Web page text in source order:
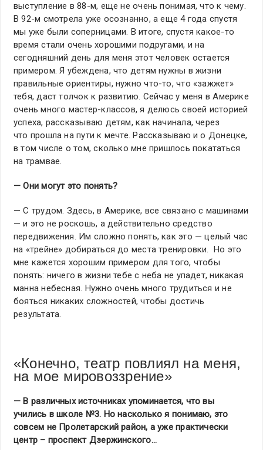
выступление в 88-м, еще не очень понимая, что к чему.
В 92-м смотрела уже осознанно, а еще 4 года спустя
мы уже были соперницами. В итоге, спустя какое-то
время стали очень хорошими подругами, и на
сегодняшний день для меня этот человек остается
примером. Я убеждена, что детям нужны в жизни
правильные ориентиры, нужно что-то, что «зажжет»
тебя, даст толчок к развитию. Сейчас у меня в Америке
очень много мастер-классов, я делюсь своей историей
успеха, рассказываю детям, как начинала, через
что прошла на пути к мечте. Рассказываю и о Донецке,
в том числе о том, сколько мне пришлось покататься
на трамвае.
— Они могут это понять?
— С трудом. Здесь, в Америке, все связано с машинами
— и это не роскошь, а действительно средство
передвижения. Им сложно понять, как это — целый час
на «трейне» добираться до места тренировки. Но это
мне кажется хорошим примером для того, чтобы
понять: ничего в жизни тебе с неба не упадет, никакая
манна небесная. Нужно очень много трудиться и не
бояться никаких сложностей, чтобы достичь
результата.
«Конечно, театр повлиял на меня,
на мое мировоззрение»
— В различных источниках упоминается, что вы
учились в школе №3. Но насколько я понимаю, это
совсем не Пролетарский район, а уже практически
центр – проспект Дзержинского…